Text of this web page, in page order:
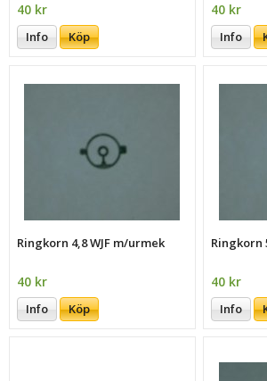
40 kr
Info Köp
40 kr
Info
Ringkorn 4,8 WJF m/urmek
40 kr
Info Köp
Ringkorn
40 kr
Info